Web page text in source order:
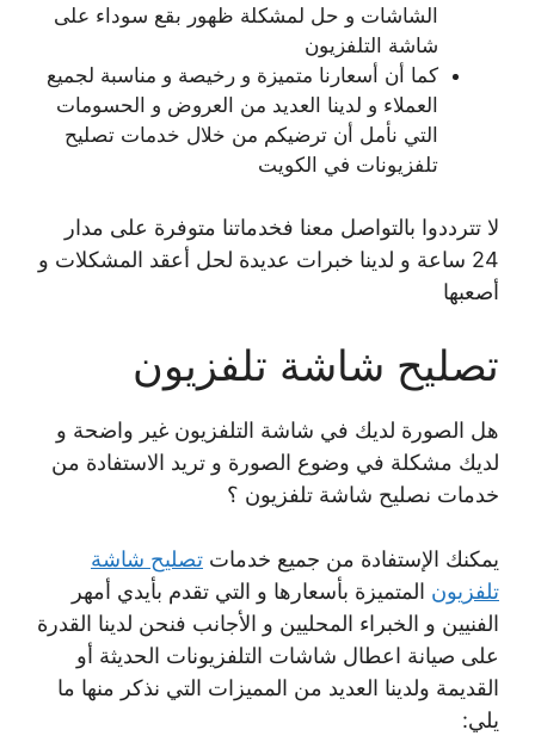
الشاشات و حل لمشكلة ظهور بقع سوداء على
شاشة التلفزيون
كما أن أسعارنا متميزة و رخيصة و مناسبة لجميع
العملاء و لدينا العديد من العروض و الحسومات
التي نأمل أن ترضيكم من خلال خدمات تصليح
تلفزيونات في الكويت
لا تترددوا بالتواصل معنا فخدماتنا متوفرة على مدار
24 ساعة و لدينا خبرات عديدة لحل أعقد المشكلات و
أصعبها
تصليح شاشة تلفزيون
هل الصورة لديك في شاشة التلفزيون غير واضحة و
لديك مشكلة في وضوع الصورة و تريد الاستفادة من
خدمات نصليح شاشة تلفزيون ؟
يمكنك الإستفادة من جميع خدمات تصليح شاشة
تلفزيون المتميزة بأسعارها و التي تقدم بأيدي أمهر
الفنيين و الخبراء المحليين و الأجانب فنحن لدينا القدرة
على صيانة اعطال شاشات التلفزيونات الحديثة أو
القديمة ولدينا العديد من المميزات التي نذكر منها ما
يلي: